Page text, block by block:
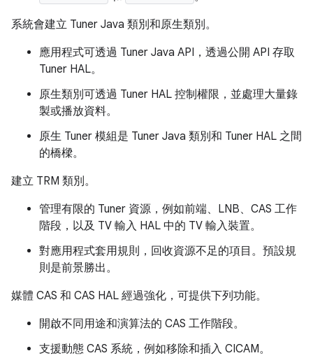
系統會建立 Tuner Java 類別和原生類別。
應用程式可透過 Tuner Java API，透過公開 API 存取
Tuner HAL。
原生類別可透過 Tuner HAL 控制權限，並處理大量錄
製或播放資料。
原生 Tuner 模組是 Tuner Java 類別和 Tuner HAL 之間
的橋樑。
建立 TRM 類別。
管理有限的 Tuner 資源，例如前端、LNB、CAS 工作
階段，以及 TV 輸入 HAL 中的 TV 輸入裝置。
對應用程式套用規則，回收資源不足的項目。預設規
則是前景勝出。
媒體 CAS 和 CAS HAL 經過強化，可提供下列功能。
開啟不同用途和演算法的 CAS 工作階段。
支援動態 CAS 系統，例如移除和插入 CICAM。